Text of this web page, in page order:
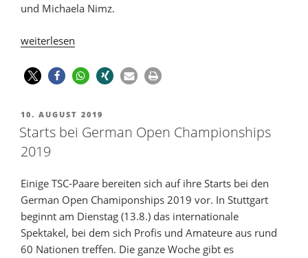
und Michaela Nimz.
weiterlesen
10. AUGUST 2019
Starts bei German Open Championships
2019
Einige TSC-Paare bereiten sich auf ihre Starts bei den
German Open Chamiponships 2019 vor. In Stuttgart
beginnt am Dienstag (13.8.) das internationale
Spektakel, bei dem sich Profis und Amateure aus rund
60 Nationen treffen. Die ganze Woche gibt es